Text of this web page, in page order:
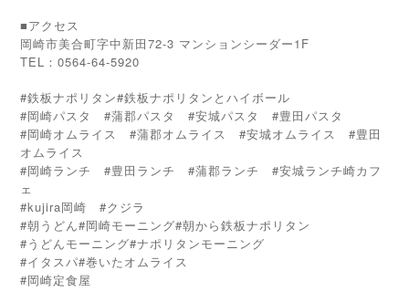
■アクセス
岡崎市美合町字中新田72-3 マンションシーダー1F
TEL：0564-64-5920
#鉄板ナポリタン#鉄板ナポリタンとハイボール
#岡崎パスタ #蒲郡パスタ #安城パスタ #豊田パスタ
#岡崎オムライス #蒲郡オムライス #安城オムライス #豊田
オムライス
#岡崎ランチ #豊田ランチ #蒲郡ランチ #安城ランチ崎カフ
ェ
#kujira岡崎 #クジラ
#朝うどん#岡崎モーニング#朝から鉄板ナポリタン
#うどんモーニング#ナポリタンモーニング
#イタスパ#巻いたオムライス
# 岡崎定食屋